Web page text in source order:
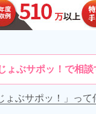
ょぶサポッ！で相談
ょぶサポッ！」って